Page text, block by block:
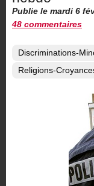
Publie le mardi 6
48 commentaires
Discriminations-
Religions-